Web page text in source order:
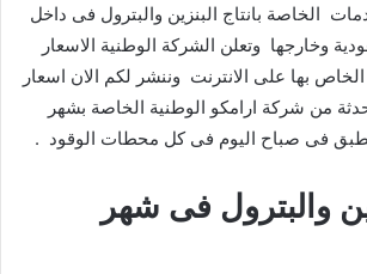
الخاصة بانتاج البنزين والبترول فى داخل
وخارجها وتعلن الشركة الوطنية الاسعار
بها على الانترنت وننشر لكم الان اسعار
من شركة ارامكو الوطنية الخاصة بشهر
فى صباح اليوم فى كل محطات الوقود .
والبترول فى شهر